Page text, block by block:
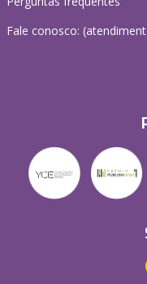
Fale conosco: